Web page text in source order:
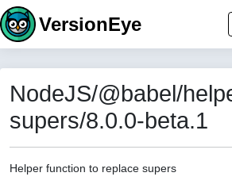
VersionEye
NodeJS/@babel/
supers/8.0.0-beta.1
Helper function to replace supers